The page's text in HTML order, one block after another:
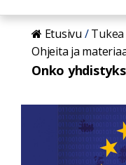
Hyppää
pääsisältöön
Etusivu Tukea
Ohjeita ja
Onko